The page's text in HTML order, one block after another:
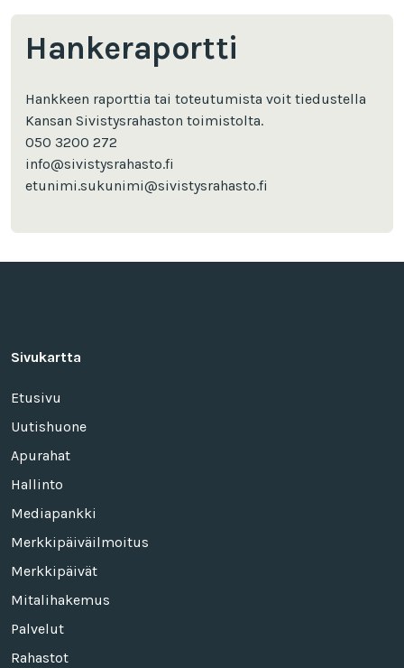
Hankeraportti
Hankkeen raporttia tai toteutumista voit tiedustella
Kansan Sivistysrahaston toimistolta.
050 3200 272
info@sivistysrahasto.fi
etunimi.sukunimi@sivistysrahasto.fi
Sivukartta
Etusivu
Uutishuone
Apurahat
Hallinto
Mediapankki
Merkkipäiväilmoitus
Merkkipäivät
Mitalihakemus
Palvelut
Rahastot